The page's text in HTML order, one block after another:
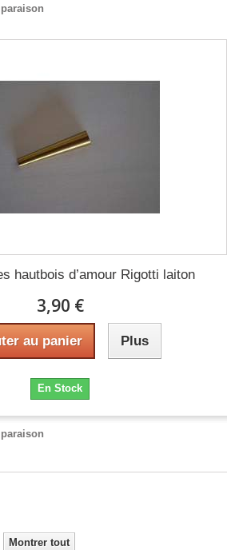
hautbois d’amour Rigotti laiton
3,90 €
au panier Plus
En Stock
Montrer tout